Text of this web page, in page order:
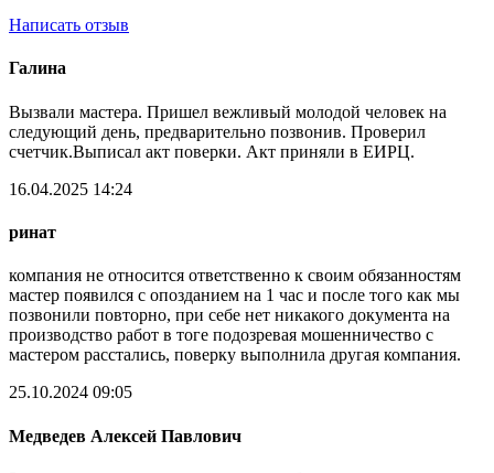
Написать отзыв
Галина
Вызвали мастера. Пришел вежливый молодой человек на
следующий день, предварительно позвонив. Проверил
счетчик.Выписал акт поверки. Акт приняли в ЕИРЦ.
16.04.2025 14:24
ринат
компания не относится ответственно к своим обязанностям
мастер появился с опозданием на 1 час и после того как мы
позвонили повторно, при себе нет никакого документа на
производство работ в тоге подозревая мошенничество с
мастером расстались, поверку выполнила другая компания.
25.10.2024 09:05
Медведев Алексей Павлович